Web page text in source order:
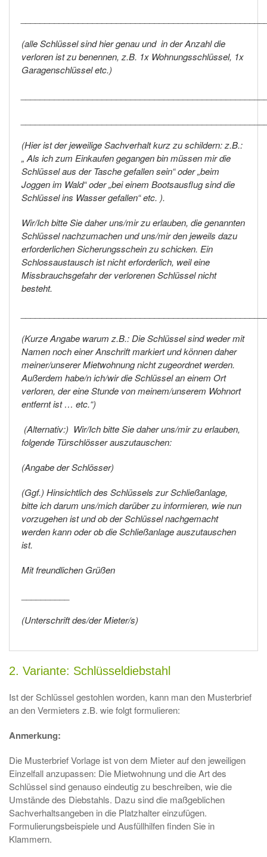
(alle Schlüssel sind hier genau und in der Anzahl die
verloren ist zu benennen, z.B. 1x Wohnungsschlüssel, 1x
Garagenschlüssel etc.)
(Hier ist der jeweilige Sachverhalt kurz zu schildern: z.B.:
„ Als ich zum Einkaufen gegangen bin müssen mir die
Schlüssel aus der Tasche gefallen sein“ oder „beim
Joggen im Wald“ oder „bei einem Bootsausflug sind die
Schlüssel ins Wasser gefallen“ etc. ).
Wir/Ich bitte Sie daher uns/mir zu erlauben, die genannten
Schlüssel nachzumachen und uns/mir den jeweils dazu
erforderlichen Sicherungsschein zu schicken. Ein
Schlossaustausch ist nicht erforderlich, weil eine
Missbrauchsgefahr der verlorenen Schlüssel nicht
besteht.
(Kurze Angabe warum z.B.: Die Schlüssel sind weder mit
Namen noch einer Anschrift markiert und können daher
meiner/unserer Mietwohnung nicht zugeordnet werden.
Außerdem habe/n ich/wir die Schlüssel an einem Ort
verloren, der eine Stunde von meinem/unserem Wohnort
entfernt ist … etc.“)
(Alternativ:) Wir/Ich bitte Sie daher uns/mir zu erlauben,
folgende Türschlösser auszutauschen:
(Angabe der Schlösser)
(Ggf.) Hinsichtlich des Schlüssels zur Schließanlage,
bitte ich darum uns/mich darüber zu informieren, wie nun
vorzugehen ist und ob der Schlüssel nachgemacht
werden kann oder ob die Schließanlage auszutauschen
ist.
Mit freundlichen Grüßen
(Unterschrift des/der Mieter/s)
2. Variante: Schlüsseldiebstahl
Ist der Schlüssel gestohlen worden, kann man den Musterbrief
an den Vermieters z.B. wie folgt formulieren:
Anmerkung:
Die Musterbrief Vorlage ist von dem Mieter auf den jeweiligen
Einzelfall anzupassen: Die Mietwohnung und die Art des
Schlüssel sind genauso eindeutig zu beschreiben, wie die
Umstände des Diebstahls. Dazu sind die maßgeblichen
Sachverhaltsangeben in die Platzhalter einzufügen.
Formulierungsbeispiele und Ausfüllhilfen finden Sie in
Klammern.